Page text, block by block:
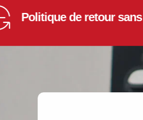
de retour sans tracas